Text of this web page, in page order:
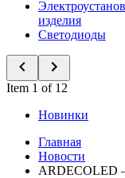
изделия
Светодиоды
Item 1 of 12
Новинки
Главная
Новости
ARDECOLED